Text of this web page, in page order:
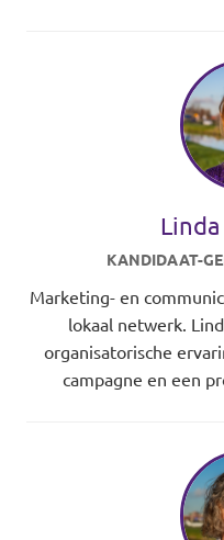
KANDIDAAT-
Marketing- en
lokaal netwerk.
organisatorische
campagne en een